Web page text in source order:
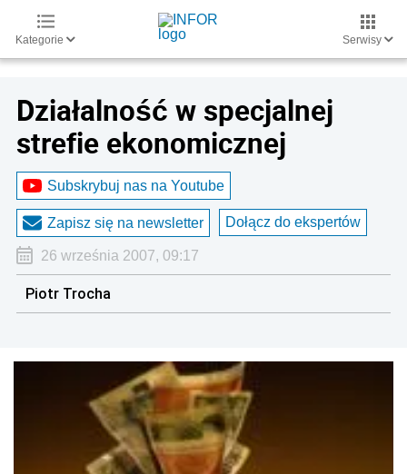
Kategorie Serwisy
Działalność w specjalnej
strefie ekonomicznej
Subskrybuj nas na Youtube
Zapisz się na newsletter Dołącz do ekspertów
26 września 2007, 09:17
Piotr Trocha